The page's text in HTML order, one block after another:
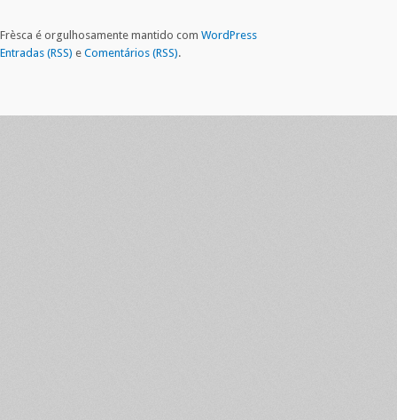
Frèsca é orgulhosamente mantido com WordPress
Entradas (RSS) e Comentários (RSS).